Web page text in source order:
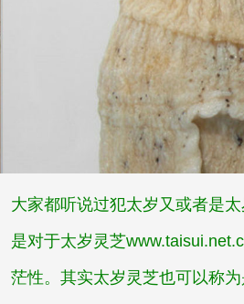
大家都听说过犯太岁又或者是
是对于太岁灵芝
茫性。其实太岁灵芝也可以称为